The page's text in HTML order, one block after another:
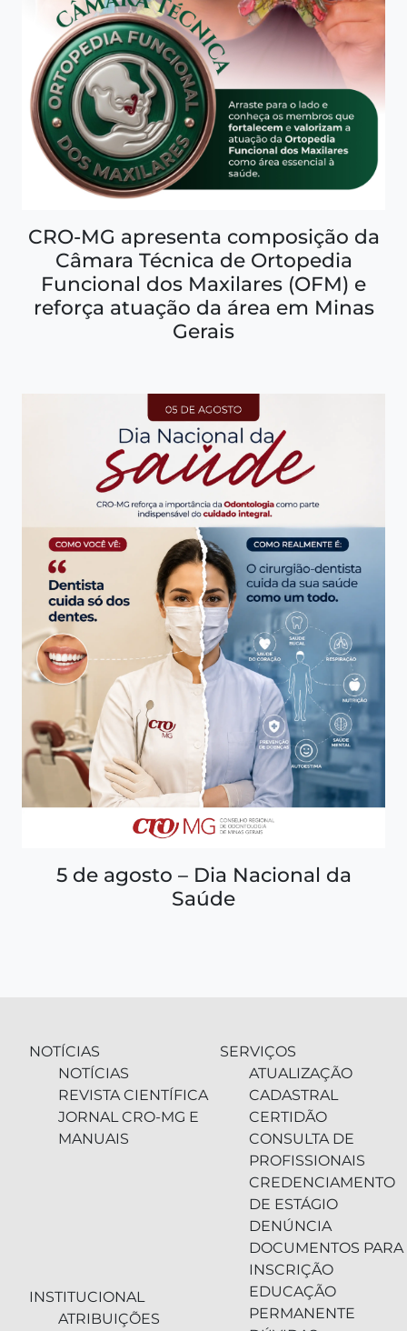
CRO-MG apresenta composição da
Câmara Técnica de Ortopedia
Funcional dos Maxilares (OFM) e
reforça atuação da área em Minas
Gerais
5 de agosto – Dia Nacional da
Saúde
NOTÍCIAS
NOTÍCIAS
REVISTA CIENTÍFICA
JORNAL CRO-MG E
MANUAIS
INSTITUCIONAL
ATRIBUIÇÕES
SERVIÇOS
ATUALIZAÇÃO
CADASTRAL
CERTIDÃO
CONSULTA DE
PROFISSIONAIS
CREDENCIAMENTO
DE ESTÁGIO
DENÚNCIA
DOCUMENTOS PARA
INSCRIÇÃO
EDUCAÇÃO
PERMANENTE